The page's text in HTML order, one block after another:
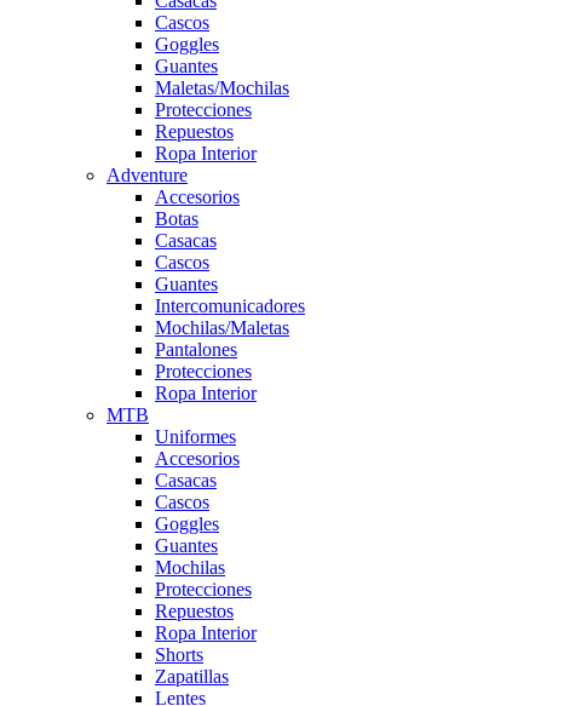
Cascos
Goggles
Guantes
Maletas/Mochilas
Protecciones
Repuestos
Ropa Interior
Adventure
Accesorios
Botas
Casacas
Cascos
Guantes
Intercomunicadores
Mochilas/Maletas
Pantalones
Protecciones
Ropa Interior
MTB
Uniformes
Accesorios
Casacas
Cascos
Goggles
Guantes
Mochilas
Protecciones
Repuestos
Ropa Interior
Shorts
Zapatillas
Lentes